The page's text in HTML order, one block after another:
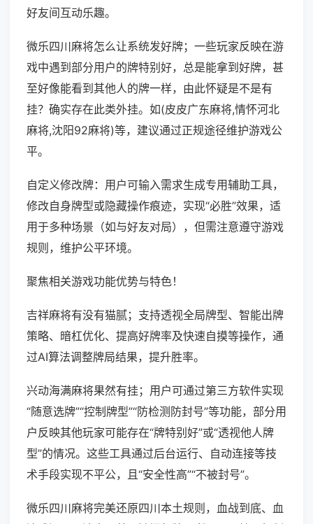
好友间互动乐趣。
微乐四川麻将怎么让系统发好牌；一些玩家反映在游
戏中遇到部分用户的牌特别好，总是能拿到好牌，甚
至好像能看到其他人的牌一样，由此怀疑是不是有
挂？确实存在此类外挂。如(皮皮广东麻将,情怀河北
麻将,沈阳92麻将)等，建议通过正规途径维护游戏公
平。
自定义修改牌：用户可输入需求生成专用辅助工具，
修改自身牌型或隐藏操作痕迹，实现“必胜”效果，适
用于多种场景（如与好友对局），但需注意遵守游戏
规则，维护公平环境。
聚焦相关游戏功能优势与特色！
吉祥麻将有没有猫腻；支持透视全局牌型、智能出牌
策略、暗杠优化、提高好牌率及快速自摸等操作，通
过AI算法调整牌局结果，提升胜率。
兴动海满麻将果然有挂；用户可通过第三方软件实现
“随意选牌”“控制牌型”“防检测防封号”等功能，部分用
户反映其他玩家可能存在“牌特别好”或“透视他人牌
型”的情况。这些工具通过后台运行、自动连接等技
术手段实现不平公，且“安全性高”“不被封号”。
微乐四川麻将完美还原四川本土规则，血战到底、血